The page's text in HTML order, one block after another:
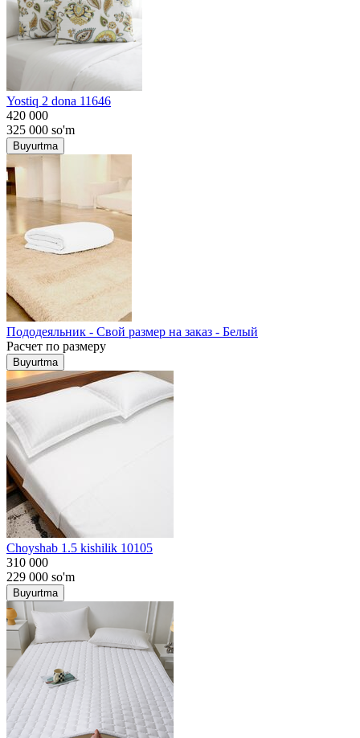
Yostiq 2 dona 11646
420 000
325 000 so'm
Buyurtma
Пододеяльник - Свой размер на заказ - Белый
Расчет по размеру
Buyurtma
Choyshab 1.5 kishilik 10105
310 000
229 000 so'm
Buyurtma